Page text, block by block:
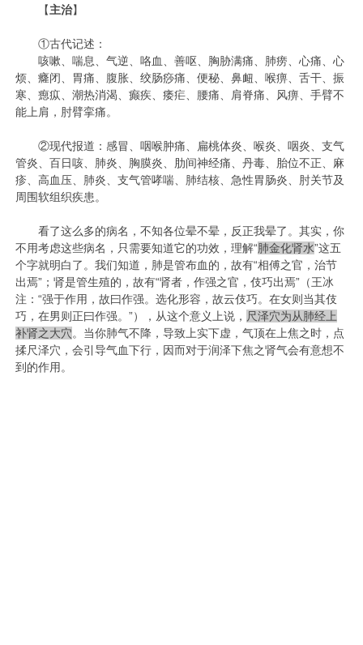
【主治】
①古代记述：
咳嗽、喘息、气逆、咯血、善呕、胸胁满痛、肺痨、心痛、心
烦、癃闭、胃痛、腹胀、绞肠痧痛、便秘、鼻衄、喉痹、舌干、振
寒、瘛疭、潮热消渴、癫疾、痿疟、腰痛、肩脊痛、风痹、手臂不
能上肩，肘臂挛痛。
②现代报道：感冒、咽喉肿痛、扁桃体炎、喉炎、咽炎、支气
管炎、百日咳、肺炎、胸膜炎、肋间神经痛、丹毒、胎位不正、麻
疹、高血压、肺炎、支气管哮喘、肺结核、急性胃肠炎、肘关节及
周围软组织疾患。
看了这么多的病名，不知各位晕不晕，反正我晕了。其实，你
不用考虑这些病名，只需要知道它的功效，理解“肺金化肾水”这五
个字就明白了。我们知道，肺是管布血的，故有“相傅之官，治节
出焉”；肾是管生殖的，故有“肾者，作强之官，伎巧出焉”（王冰
注：“强于作用，故曰作强。选化形容，故云伎巧。在女则当其伎
巧，在男则正曰作强。”），从这个意义上说， 尺泽穴为从肺经上
补肾之大穴。当你肺气不降，导致上实下虚，气顶在上焦之时，点
揉尺泽穴，会引导气血下行，因而对于润泽下焦之肾气会有意想不
到的作用。